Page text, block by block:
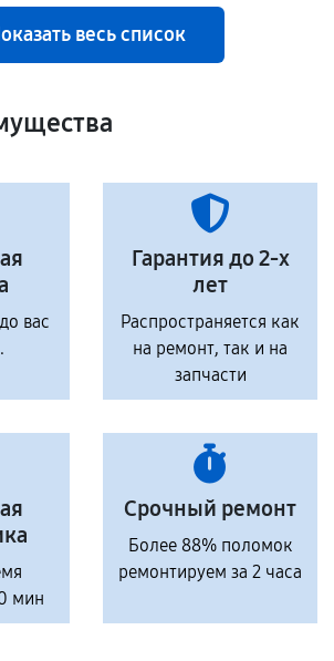
весь список
вас
Гарантия до 2-х
лет
Распространяется как
на ремонт, так и на
запчасти
мин
Срочный ремонт
Более 88% поломок
ремонтируем за 2 часа